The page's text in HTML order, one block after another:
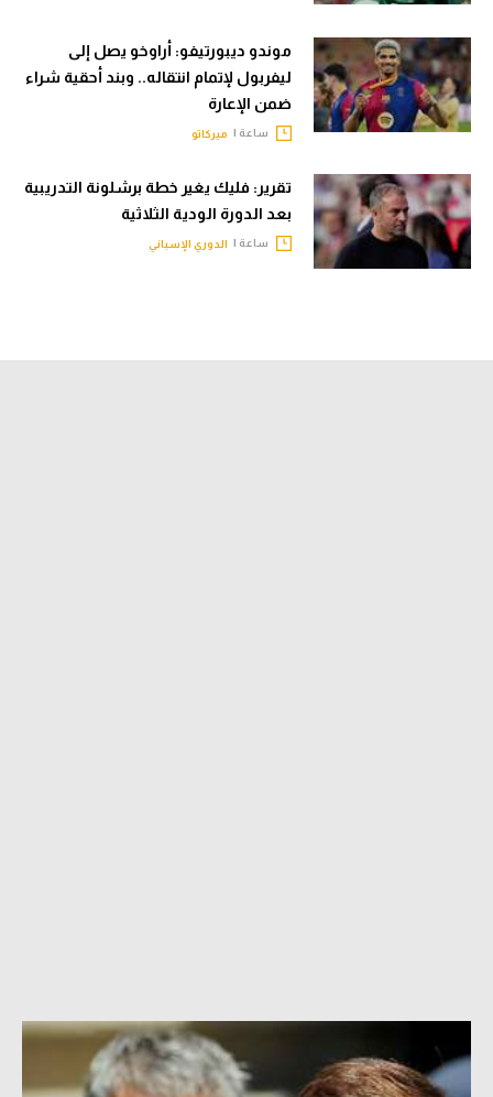
موندو ديبورتيفو: أراوخو يصل إلى
ليفربول لإتمام انتقاله.. وبند أحقية شراء
ضمن الإعارة
ساعة | ميركاتو
تقرير: فليك يغير خطة برشلونة التدريبية
بعد الدورة الودية الثلاثية
ساعة | الدوري الإسباني